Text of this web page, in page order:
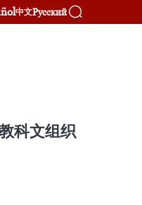
中文Русский
科文组织